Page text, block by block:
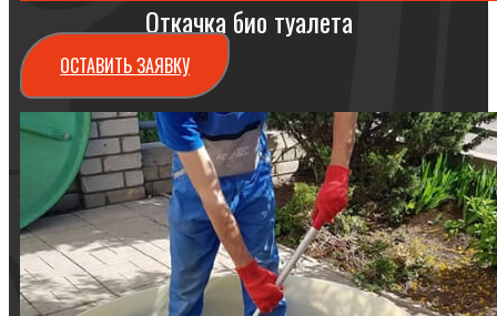
Откачка био туалета
ОСТАВИТЬ ЗАЯВКУ